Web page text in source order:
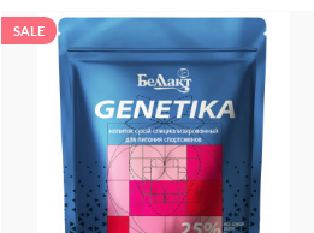
SALE